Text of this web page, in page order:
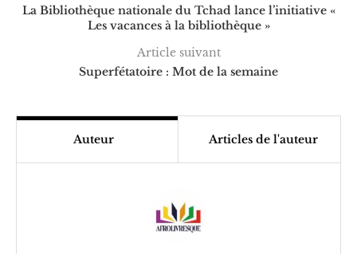
La Bibliothèque nationale du Tchad lance l’initiative «
Les vacances à la bibliothèque »
Article suivant
Superfétatoire : Mot de la semaine
Auteur Articles de l'auteur